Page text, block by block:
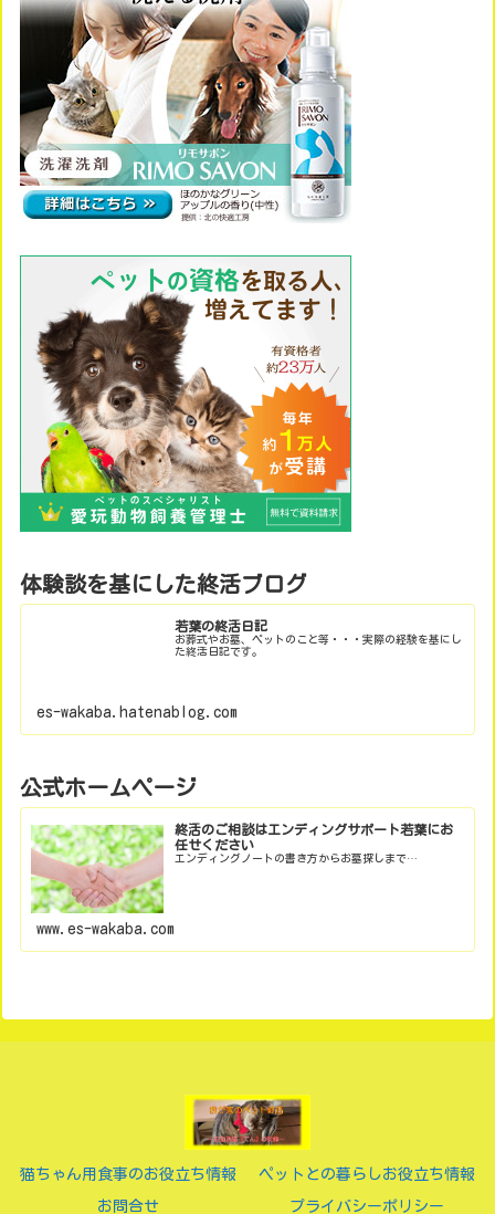
体験談を基にした終活ブログ
若葉の終活日記
お葬式やお墓、ペットのこと等・・・実際の経験を基にし
た終活日記です。
es-wakaba.hatenablog.com
公式ホームページ
終活のご相談はエンディングサポート若葉にお
任せください
エンディングノートの書き方からお墓探しまで…
www.es-wakaba.com
猫ちゃん用食事のお役立ち情報 ペットとの暮らしお役立ち情報
お問合せ プライバシーポリシー